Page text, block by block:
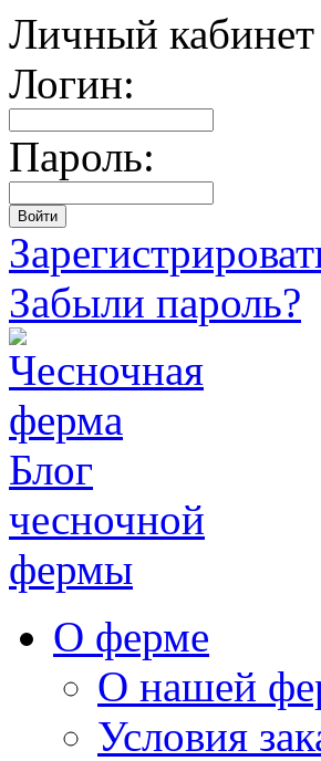
Личный кабинет
Логин:
Пароль:
Забыли пароль?
Блог
чесночной
фермы
О ферме
О нашей
Условия